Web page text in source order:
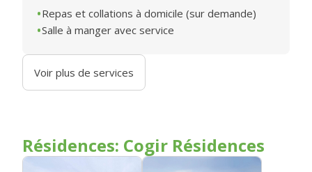
Repas et collations à domicile (sur demande)
Salle à manger avec service
Voir plus de services
Résidences: Cogir Résidences